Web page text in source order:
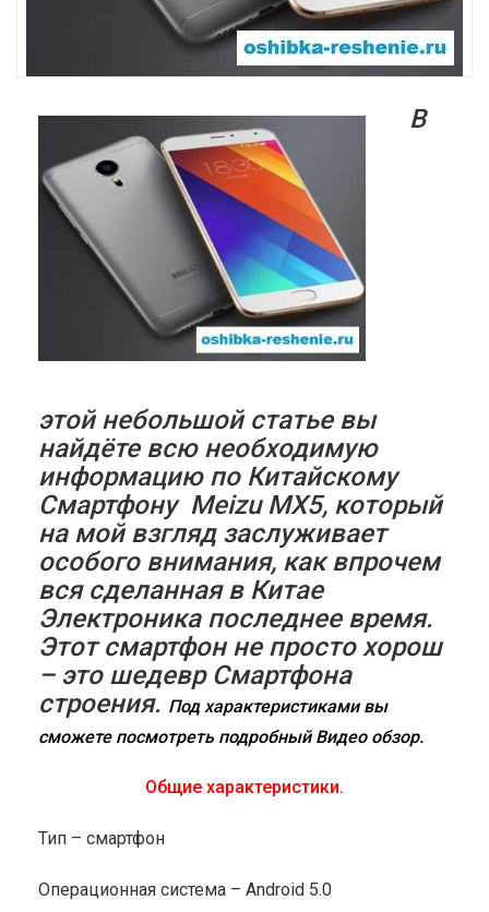
В
этой небольшой статье вы
найдёте всю необходимую
информацию по Китайскому
Смартфону Meizu MX5, который
на мой взгляд заслуживает
особого внимания, как впрочем
вся сделанная в Китае
Электроника последнее время.
Этот смартфон не просто хорош
– это шедевр Смартфона
строения. Под характеристиками вы
сможете посмотреть подробный Видео обзор.
Общие характеристики.
Тип – смартфон
Операционная система – Android 5.0